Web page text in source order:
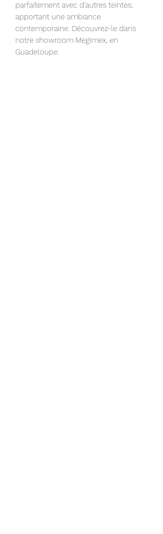
parfaitement avec d'autres teintes,
apportant une ambiance
contemporaine. Découvrez-le dans
notre showroom Megimex, en
Guadeloupe.